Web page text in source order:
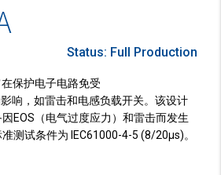
Status: Full Production
保护电子电路免受
响，如雷击和电感负载开关。该设计
EOS（电气过度应力）和雷击而发生
测试条件为 IEC61000-4-5 (8/20µs)。